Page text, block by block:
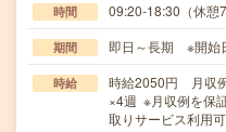
時間 09:20-18:30（休憩
期間 即日～長期 ※開始
時給
時給2050円 月収
×4週 ※月収例を保
取りサービス利用